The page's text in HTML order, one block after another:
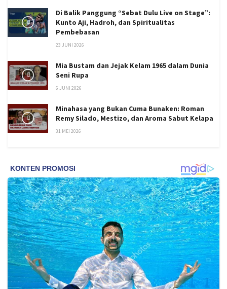
Di Balik Panggung “Sebat Dulu Live on Stage”:
Kunto Aji, Hadroh, dan Spiritualitas
Pembebasan
23 JUNI 2026
Mia Bustam dan Jejak Kelam 1965 dalam Dunia
Seni Rupa
6 JUNI 2026
Minahasa yang Bukan Cuma Bunaken: Roman
Remy Silado, Mestizo, dan Aroma Sabut Kelapa
31 MEI 2026